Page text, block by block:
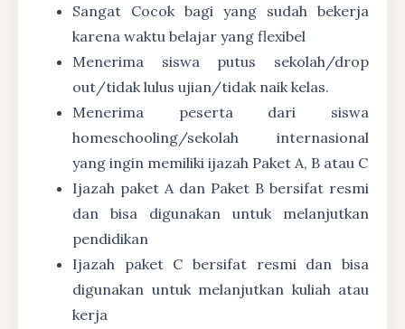
Sangat Cocok bagi yang sudah bekerja
karena waktu belajar yang flexibel
Menerima siswa putus sekolah/drop
out/tidak lulus ujian/tidak naik kelas.
Menerima peserta dari siswa
homeschooling/sekolah internasional
yang ingin memiliki ijazah Paket A, B atau C
Ijazah paket A dan Paket B bersifat resmi
dan bisa digunakan untuk melanjutkan
pendidikan
Ijazah paket C bersifat resmi dan bisa
digunakan untuk melanjutkan kuliah atau
kerja